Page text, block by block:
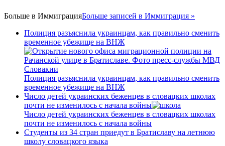
Больше в ИммиграцияБольше записей в Иммиграция »
Полиция разъяснила украинцам, как правильно сменить
временное убежище на ВНЖ
Полиция разъяснила украинцам, как правильно сменить
временное убежище на ВНЖ
Число детей украинских беженцев в словацких школах
почти не изменилось с начала войны
Число детей украинских беженцев в словацких школах
почти не изменилось с начала войны
Студенты из 34 стран приедут в Братиславу на летнюю
школу словацкого языка